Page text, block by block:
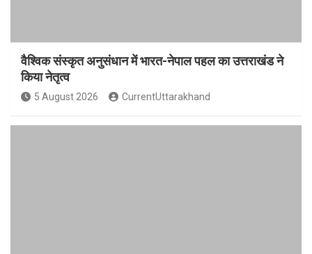
वैश्विक संस्कृत अनुसंधान में भारत-नेपाल पहल का उत्तराखंड ने
किया नेतृत्व
5 August 2026 CurrentUttarakhand